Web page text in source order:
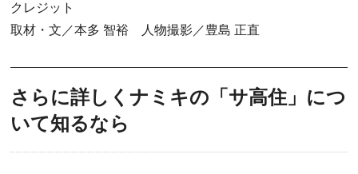
クレジット
取材・文／本多 智裕 人物撮影／豊島 正直
さらに詳しくナミキの「サ高住」につ
いて知るなら